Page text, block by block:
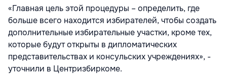
«Главная цель этой процедуры – определить, где
больше всего находится избирателей, чтобы создать
дополнительные избирательные участки, кроме тех,
которые будут открыты в дипломатических
представительствах и консульских учреждениях», -
уточнили в Центризбиркоме.